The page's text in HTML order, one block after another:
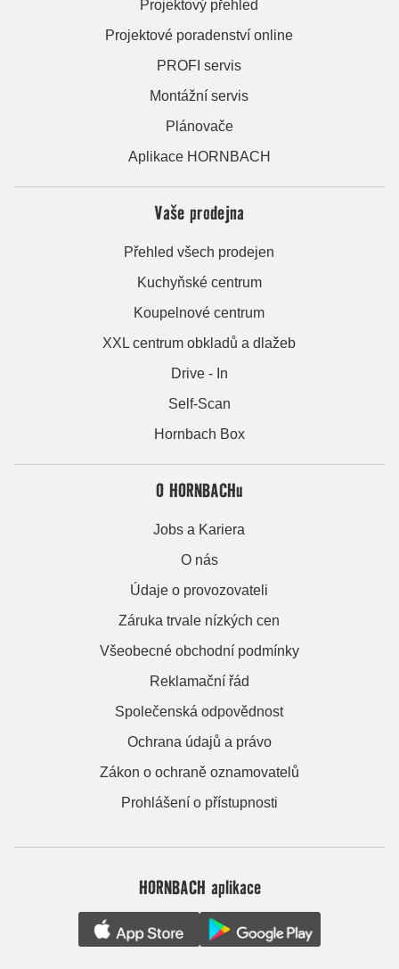
Projektový přehled
Projektové poradenství online
PROFI servis
Montážní servis
Plánovače
Aplikace HORNBACH
Vaše prodejna
Přehled všech prodejen
Kuchyňské centrum
Koupelnové centrum
XXL centrum obkladů a dlažeb
Drive - In
Self-Scan
Hornbach Box
O HORNBACHu
Jobs a Kariera
O nás
Údaje o provozovateli
Záruka trvale nízkých cen
Všeobecné obchodní podmínky
Reklamační řád
Společenská odpovědnost
Ochrana údajů a právo
Zákon o ochraně oznamovatelů
Prohlášení o přístupnosti
HORNBACH aplikace